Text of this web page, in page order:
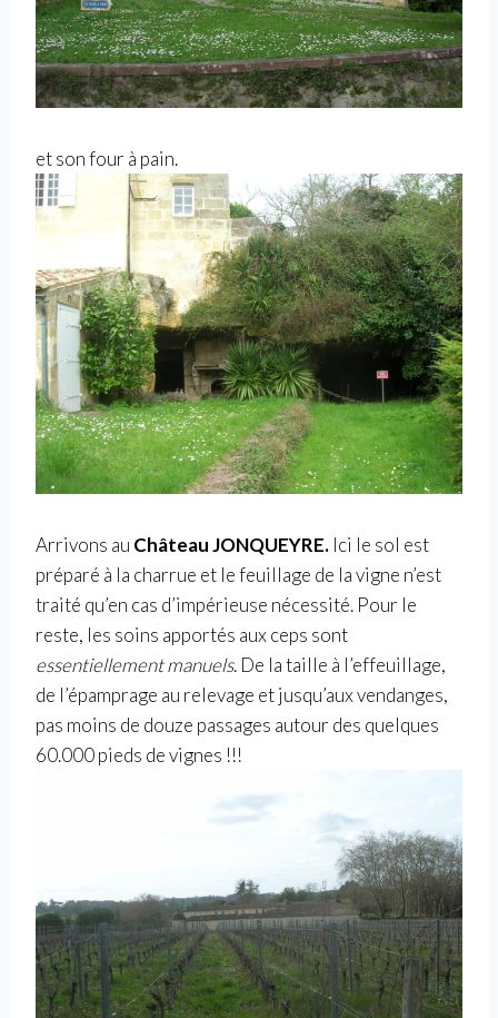
et son four à pain.
Arrivons au Château JONQUEYRE. Ici le sol est
préparé à la charrue et le feuillage de la vigne n’est
traité qu’en cas d’impérieuse nécessité. Pour le
reste, les soins apportés aux ceps sont
essentiellement manuels. De la taille à l’effeuillage,
de l’épamprage au relevage et jusqu’aux vendanges,
pas moins de douze passages autour des quelques
60.000 pieds de vignes !!!